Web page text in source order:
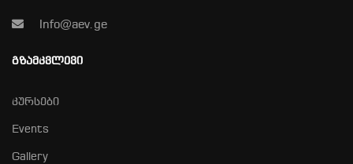
Info@aev.ge
ᲒᲖᲐᲛᲙᲕᲚᲔᲕᲘ
კურსები
Events
Gallery